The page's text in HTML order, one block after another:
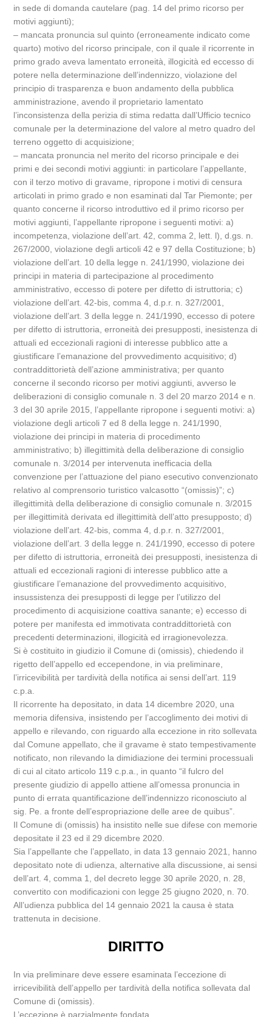
in sede di domanda cautelare (pag. 14 del primo ricorso per
motivi aggiunti);
– mancata pronuncia sul quinto (erroneamente indicato come
quarto) motivo del ricorso principale, con il quale il ricorrente in
primo grado aveva lamentato erroneità, illogicità ed eccesso di
potere nella determinazione dell’indennizzo, violazione del
principio di trasparenza e buon andamento della pubblica
amministrazione, avendo il proprietario lamentato
l’inconsistenza della perizia di stima redatta dall’Ufficio tecnico
comunale per la determinazione del valore al metro quadro del
terreno oggetto di acquisizione;
– mancata pronuncia nel merito del ricorso principale e dei
primi e dei secondi motivi aggiunti: in particolare l’appellante,
con il terzo motivo di gravame, ripropone i motivi di censura
articolati in primo grado e non esaminati dal Tar Piemonte; per
quanto concerne il ricorso introduttivo ed il primo ricorso per
motivi aggiunti, l’appellante ripropone i seguenti motivi: a)
incompetenza, violazione dell’art. 42, comma 2, lett. l), d.gs. n.
267/2000, violazione degli articoli 42 e 97 della Costituzione; b)
violazione dell’art. 10 della legge n. 241/1990, violazione dei
principi in materia di partecipazione al procedimento
amministrativo, eccesso di potere per difetto di istruttoria; c)
violazione dell’art. 42-bis, comma 4, d.p.r. n. 327/2001,
violazione dell’art. 3 della legge n. 241/1990, eccesso di potere
per difetto di istruttoria, erroneità dei presupposti, inesistenza di
attuali ed eccezionali ragioni di interesse pubblico atte a
giustificare l’emanazione del provvedimento acquisitivo; d)
contraddittorietà dell’azione amministrativa; per quanto
concerne il secondo ricorso per motivi aggiunti, avverso le
deliberazioni di consiglio comunale n. 3 del 20 marzo 2014 e n.
3 del 30 aprile 2015, l’appellante ripropone i seguenti motivi: a)
violazione degli articoli 7 ed 8 della legge n. 241/1990,
violazione dei principi in materia di procedimento
amministrativo; b) illegittimità della deliberazione di consiglio
comunale n. 3/2014 per intervenuta inefficacia della
convenzione per l’attuazione del piano esecutivo convenzionato
relativo al comprensorio turistico valcasotto “(omissis)”; c)
illegittimità della deliberazione di consiglio comunale n. 3/2015
per illegittimità derivata ed illegittimità dell’atto presupposto; d)
violazione dell’art. 42-bis, comma 4, d.p.r. n. 327/2001,
violazione dell’art. 3 della legge n. 241/1990, eccesso di potere
per difetto di istruttoria, erroneità dei presupposti, inesistenza di
attuali ed eccezionali ragioni di interesse pubblico atte a
giustificare l’emanazione del provvedimento acquisitivo,
insussistenza dei presupposti di legge per l’utilizzo del
procedimento di acquisizione coattiva sanante; e) eccesso di
potere per manifesta ed immotivata contraddittorietà con
precedenti determinazioni, illogicità ed irragionevolezza.
Si è costituito in giudizio il Comune di (omissis), chiedendo il
rigetto dell’appello ed eccependone, in via preliminare,
l’irricevibilità per tardività della notifica ai sensi dell’art. 119
c.p.a.
Il ricorrente ha depositato, in data 14 dicembre 2020, una
memoria difensiva, insistendo per l’accoglimento dei motivi di
appello e rilevando, con riguardo alla eccezione in rito sollevata
dal Comune appellato, che il gravame è stato tempestivamente
notificato, non rilevando la dimidiazione dei termini processuali
di cui al citato articolo 119 c.p.a., in quanto “il fulcro del
presente giudizio di appello attiene all’omessa pronuncia in
punto di errata quantificazione dell’indennizzo riconosciuto al
sig. Pe. a fronte dell’espropriazione delle aree de quibus”.
Il Comune di (omissis) ha insistito nelle sue difese con memorie
depositate il 23 ed il 29 dicembre 2020.
Sia l’appellante che l’appellato, in data 13 gennaio 2021, hanno
depositato note di udienza, alternative alla discussione, ai sensi
dell’art. 4, comma 1, del decreto legge 30 aprile 2020, n. 28,
convertito con modificazioni con legge 25 giugno 2020, n. 70.
All’udienza pubblica del 14 gennaio 2021 la causa è stata
trattenuta in decisione.
DIRITTO
In via preliminare deve essere esaminata l’eccezione di
irricevibilità dell’appello per tardività della notifica sollevata dal
Comune di (omissis).
L’eccezione è parzialmente fondata.